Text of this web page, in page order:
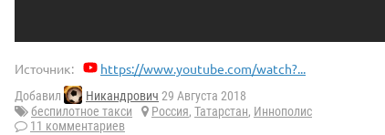
Источник: https://www.youtube.com/watch?...
Добавил Никандрович 29 Августа 2018
беспилотное такси
Россия, Татарстан, Иннополис
11 комментариев